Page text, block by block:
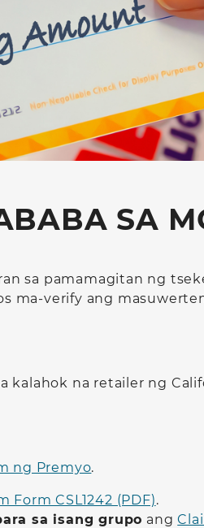
SA
sa pamamagitan ng
ma-verify ang
kalahok na retailer ng
ng Premyo.
Form CSL1242 (PDF).
sa isang grupo ang